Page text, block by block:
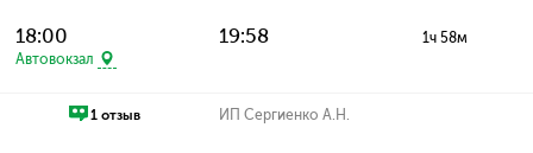
18:00
Автовокзал
19:58 1ч 58м
1 отзыв ИП Сергиенко А.Н.